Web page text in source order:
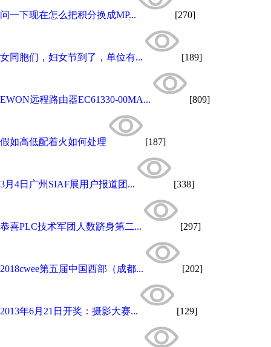
问一下现在怎么把积分换成MP... [270]
女同胞们，妇女节到了，单位有... [189]
EWON远程路由器EC61330-00MA... [809]
假如高低配着火如何处理 [187]
3月4日广州SIAF展用户报道团... [338]
恭喜PLC技术军团人数跻身第二... [297]
2018cwee第五届中国西部（成都... [202]
2013年6月21日开奖：摄影大赛... [129]